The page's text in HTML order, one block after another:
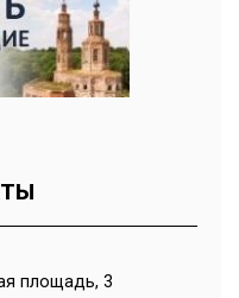
площадь, 3